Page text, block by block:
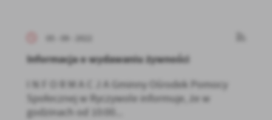
05 - 09 - 2022
Informacja o wydawaniu żywności
I N F O R M A C J A Gminny Ośrodek Pomocy
Społecznej w Ryczywole informuje, że w
godzinach od 10:00...